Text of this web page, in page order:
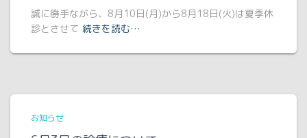
誠に勝手ながら、8月10日(月)から8月18日(火)は夏季休
診とさせて 続きを読む…
お知らせ